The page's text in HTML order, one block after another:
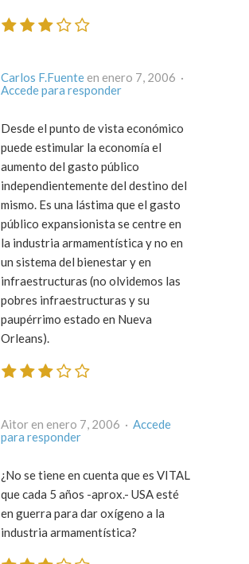
Carlos F.Fuente
en enero 7, 2006 ·
Accede para responder
Desde el punto de vista económico
puede estimular la economía el
aumento del gasto público
independientemente del destino del
mismo. Es una lástima que el gasto
público expansionista se centre en
la industria armamentística y no en
un sistema del bienestar y en
infraestructuras (no olvidemos las
pobres infraestructuras y su
paupérrimo estado en Nueva
Orleans).
Aitor en enero 7, 2006 · Accede
para responder
¿No se tiene en cuenta que es VITAL
que cada 5 años -aprox.- USA esté
en guerra para dar oxígeno a la
industria armamentística?